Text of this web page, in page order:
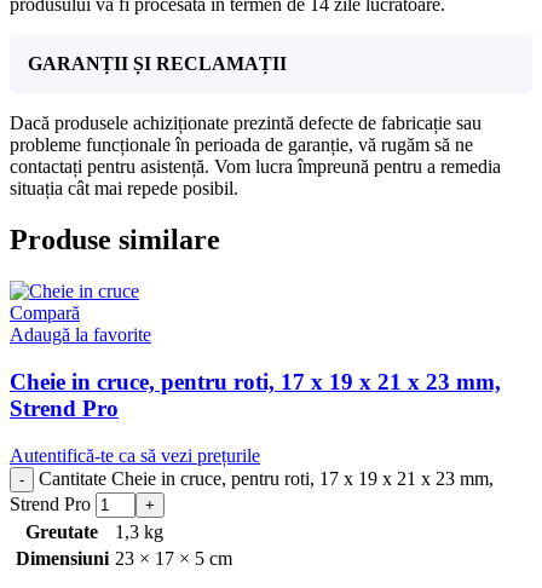
produsului va fi procesată în termen de 14 zile lucrătoare.
GARANȚII ȘI RECLAMAȚII
Dacă produsele achiziționate prezintă defecte de fabricație sau
probleme funcționale în perioada de garanție, vă rugăm să ne
contactați pentru asistență. Vom lucra împreună pentru a remedia
situația cât mai repede posibil.
Produse similare
Compară
Adaugă la favorite
Cheie in cruce, pentru roti, 17 x 19 x 21 x 23 mm,
Strend Pro
Autentifică-te ca să vezi prețurile
Cantitate Cheie in cruce, pentru roti, 17 x 19 x 21 x 23 mm,
Strend Pro
Greutate
1,3 kg
Dimensiuni 23 × 17 × 5 cm